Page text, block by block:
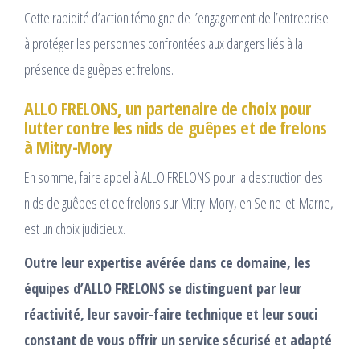
Cette rapidité d’action témoigne de l’engagement de l’entreprise
à protéger les personnes confrontées aux dangers liés à la
présence de guêpes et frelons.
ALLO FRELONS, un partenaire de choix pour
lutter contre les nids de guêpes et de frelons
à Mitry-Mory
En somme, faire appel à ALLO FRELONS pour la destruction des
nids de guêpes et de frelons sur Mitry-Mory, en Seine-et-Marne,
est un choix judicieux.
Outre leur expertise avérée dans ce domaine, les
équipes d’ALLO FRELONS se distinguent par leur
réactivité, leur savoir-faire technique et leur souci
constant de vous offrir un service sécurisé et adapté